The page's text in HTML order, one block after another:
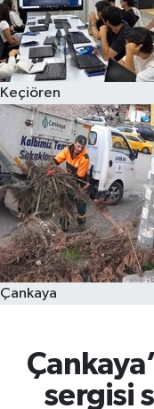
Keçiören
Çankaya
sergisi